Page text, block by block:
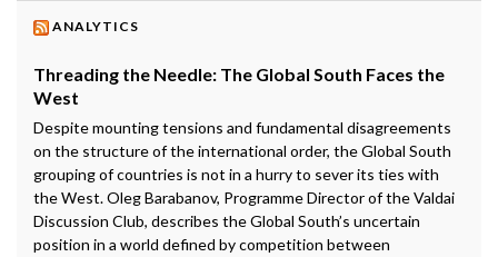
ANALYTICS
Threading the Needle: The Global South Faces the
West
Despite mounting tensions and fundamental disagreements
on the structure of the international order, the Global South
grouping of countries is not in a hurry to sever its ties with
the West. Oleg Barabanov, Programme Director of the Valdai
Discussion Club, describes the Global South’s uncertain
position in a world defined by competition between